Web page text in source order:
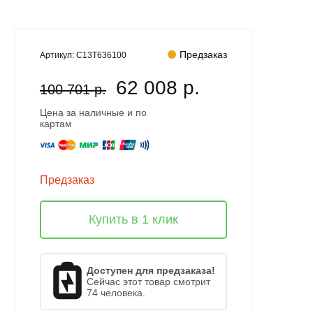
Артикул: C13T636100 Предзаказ
100 701 р. 62 008 р.
Цена за наличные и по
картам
Предзаказ
Купить в 1 клик
Доступен для предзаказа!
Сейчас этот товар смотрит
74 человека.